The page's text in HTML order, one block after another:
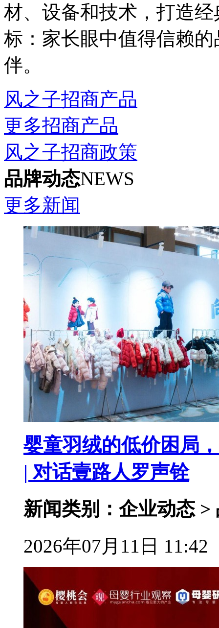
材、设备和技术，打造
标：家长眼中值得信赖
伴。
风之子招商产品
更多招商产品
风之子招商政策
品牌动态NEWS
更多新闻
婴童羽绒的低价困局
| 对话壹路人罗声铨
新闻类别：企业动态 >
2026年07月11日 11:42